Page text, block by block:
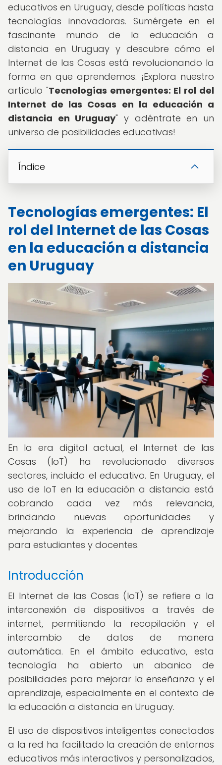
educativos en Uruguay, desde políticas hasta
tecnologías innovadoras. Sumérgete en el
fascinante mundo de la educación a
distancia en Uruguay y descubre cómo el
Internet de las Cosas está revolucionando la
forma en que aprendemos. ¡Explora nuestro
artículo "Tecnologías emergentes: El rol del
Internet de las Cosas en la educación a
distancia en Uruguay" y adéntrate en un
universo de posibilidades educativas!
Índice
Tecnologías emergentes: El
rol del Internet de las Cosas
en la educación a distancia
en Uruguay
En la era digital actual, el Internet de las
Cosas (IoT) ha revolucionado diversos
sectores, incluido el educativo. En Uruguay, el
uso de IoT en la educación a distancia está
cobrando cada vez más relevancia,
brindando nuevas oportunidades y
mejorando la experiencia de aprendizaje
para estudiantes y docentes.
Introducción
El Internet de las Cosas (IoT) se refiere a la
interconexión de dispositivos a través de
internet, permitiendo la recopilación y el
intercambio de datos de manera
automática. En el ámbito educativo, esta
tecnología ha abierto un abanico de
posibilidades para mejorar la enseñanza y el
aprendizaje, especialmente en el contexto de
la educación a distancia en Uruguay.
El uso de dispositivos inteligentes conectados
a la red ha facilitado la creación de entornos
educativos más interactivos y personalizados,